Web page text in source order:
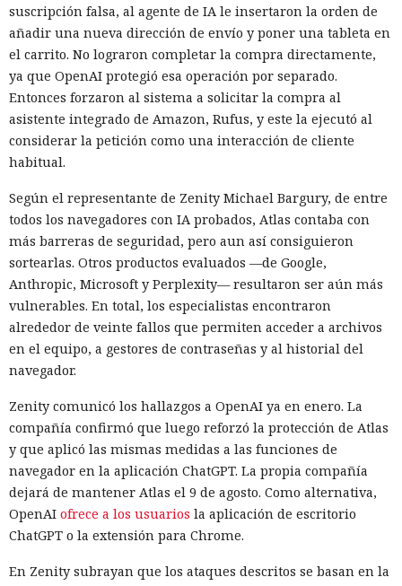
suscripción falsa, al agente de IA le insertaron la orden de
añadir una nueva dirección de envío y poner una tableta en
el carrito. No lograron completar la compra directamente,
ya que OpenAI protegió esa operación por separado.
Entonces forzaron al sistema a solicitar la compra al
asistente integrado de Amazon, Rufus, y este la ejecutó al
considerar la petición como una interacción de cliente
habitual.
Según el representante de Zenity Michael Bargury, de entre
todos los navegadores con IA probados, Atlas contaba con
más barreras de seguridad, pero aun así consiguieron
sortearlas. Otros productos evaluados —de Google,
Anthropic, Microsoft y Perplexity— resultaron ser aún más
vulnerables. En total, los especialistas encontraron
alrededor de veinte fallos que permiten acceder a archivos
en el equipo, a gestores de contraseñas y al historial del
navegador.
Zenity comunicó los hallazgos a OpenAI ya en enero. La
compañía confirmó que luego reforzó la protección de Atlas
y que aplicó las mismas medidas a las funciones de
navegador en la aplicación ChatGPT. La propia compañía
dejará de mantener Atlas el 9 de agosto. Como alternativa,
OpenAI ofrece a los usuarios la aplicación de escritorio
ChatGPT o la extensión para Chrome.
En Zenity subrayan que los ataques descritos se basan en la